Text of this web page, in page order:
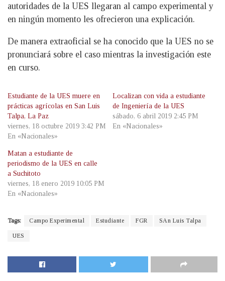
autoridades de la UES llegaran al campo experimental y
en ningún momento les ofrecieron una explicación.
De manera extraoficial se ha conocido que la UES no se
pronunciará sobre el caso mientras la investigación este
en curso.
Estudiante de la UES muere en
prácticas agrícolas en San Luis
Talpa, La Paz
viernes, 18 octubre 2019 3:42 PM
En «Nacionales»
Localizan con vida a estudiante
de Ingeniería de la UES
sábado, 6 abril 2019 2:45 PM
En «Nacionales»
Matan a estudiante de
periodismo de la UES en calle
a Suchitoto
viernes, 18 enero 2019 10:05 PM
En «Nacionales»
Tags: Campo Experimental Estudiante FGR SAn Luis Talpa
UES